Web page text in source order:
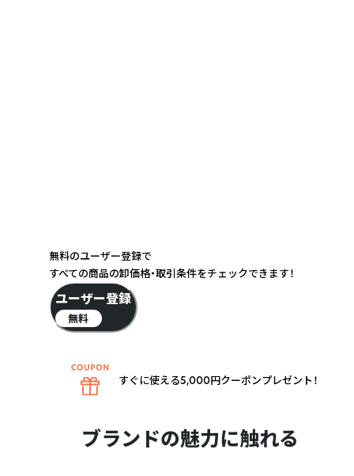
ブランドの魅力に触れる
無料のユーザー登録で
すべての商品の卸価格・取引条件をチェックできます！
ユーザー登録
無料
すぐに使える5,000円クーポンプレゼント！